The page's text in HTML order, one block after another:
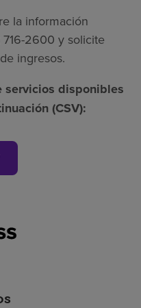
la información
2600 y solicite
ingresos.
servicios disponibles
(CSV):